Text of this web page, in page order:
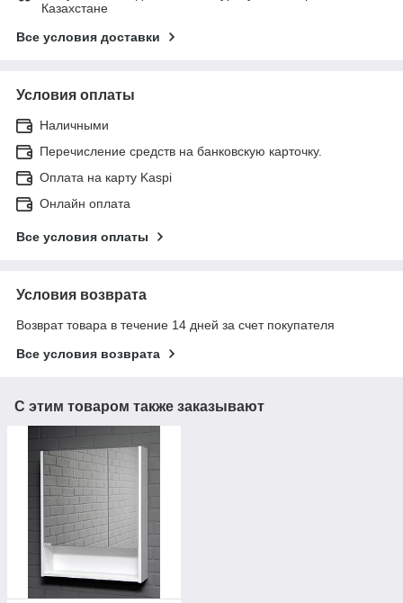
Казахстане
Все условия доставки
Условия оплаты
Наличными
Перечисление средств на банковскую карточку.
Оплата на карту Kaspi
Онлайн оплата
Все условия оплаты
Условия возврата
Возврат товара в течение 14 дней за счет покупателя
Все условия возврата
С этим товаром также заказывают